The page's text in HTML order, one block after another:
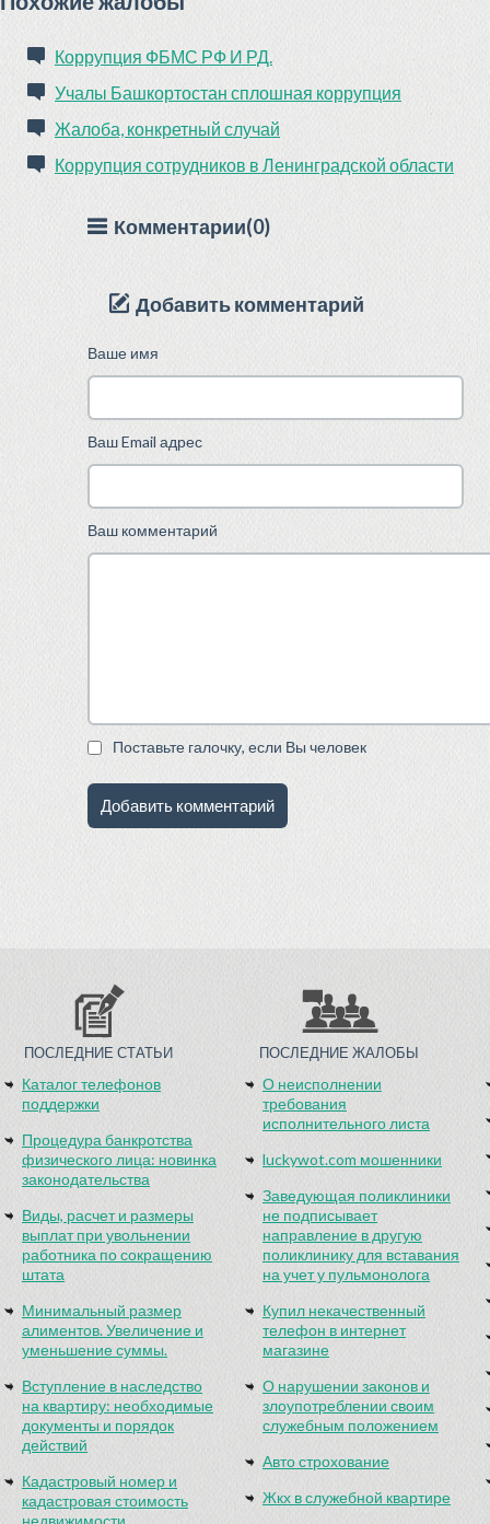
Коррупция ФБМС РФ И РД.
Учалы Башкортостан сплошная коррупция
Жалоба, конкретный случай
Коррупция сотрудников в Ленинградской области
Комментарии(0)
Добавить комментарий
Ваше имя
Ваш Email адрес
Ваш комментарий
Поставьте галочку, если Вы человек
ПОСЛЕДНИЕ СТАТЬИ
Каталог телефонов
поддержки
Процедура банкротства
физического лица: новинка
законодательства
Виды, расчет и размеры
выплат при увольнении
работника по сокращению
штата
Минимальный размер
алиментов. Увеличение и
уменьшение суммы.
Вступление в наследство
на квартиру: необходимые
документы и порядок
действий
Кадастровый номер и
кадастровая стоимость
недвижимости
ПОСЛЕДНИЕ ЖАЛОБЫ
О неисполнении
требования
исполнительного листа
luckywot.com мошенники
Заведующая поликлиники
не подписывает
направление в другую
поликлинику для вставания
на учет у пульмонолога
Купил некачественный
телефон в интернет
магазине
О нарушении законов и
злоупотреблении своим
служебным положением
Авто строхование
Жкх в служебной квартире